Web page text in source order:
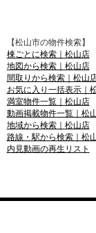
【松山市の物件検索】
棟ごとに検索｜松山店
地図から検索｜松山店
間取りから検索｜松山
お気に入り一括表示｜
満室物件一覧｜松山店
動画掲載物件一覧｜松
地域から検索｜松山店
路線・駅から検索｜松
内見動画の再生リスト